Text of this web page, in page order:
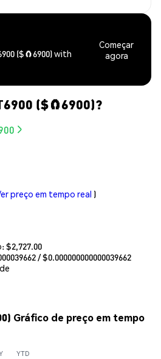
($🧲6900) with
Começar
agora
($🧲6900)?
preço em tempo real )
$2,727.00
/ $0.000000000000039662
Gráfico de preço em tempo
YTD